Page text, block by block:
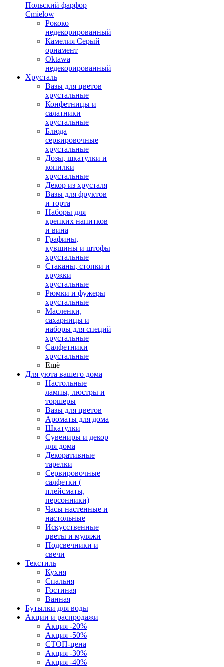
Польский фарфор
Сmielow
Рококо
недекорированный
Камелия Серый
орнамент
Oktawa
недекорированный
Хрусталь
Вазы для цветов
хрустальные
Конфетницы и
салатники
хрустальные
Блюда
сервировочные
хрустальные
Дозы, шкатулки и
копилки
хрустальные
Декор из хрусталя
Вазы для фруктов
и торта
Наборы для
крепких напитков
и вина
Графины,
кувшины и штофы
хрустальные
Стаканы, стопки и
кружки
хрустальные
Рюмки и фужеры
хрустальные
Масленки,
сахарницы и
наборы для специй
хрустальные
Салфетники
хрустальные
Ещё
Для уюта вашего дома
Настольные
лампы, люстры и
торшеры
Вазы для цветов
Ароматы для дома
Шкатулки
Сувениры и декор
для дома
Декоративные
тарелки
Сервировочные
салфетки (
плейсматы,
персонники)
Часы настенные и
настольные
Искусственные
цветы и муляжи
Подсвечники и
свечи
Текстиль
Кухня
Спальня
Гостиная
Ванная
Бутылки для воды
Акции и распродажи
Акция -20%
Акция -50%
СТОП-цена
Акция -30%
Акция -40%